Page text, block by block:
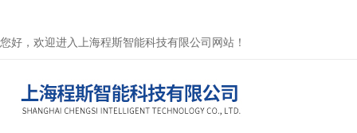
您好，欢迎进入上海程斯智能科技有限公司网站！